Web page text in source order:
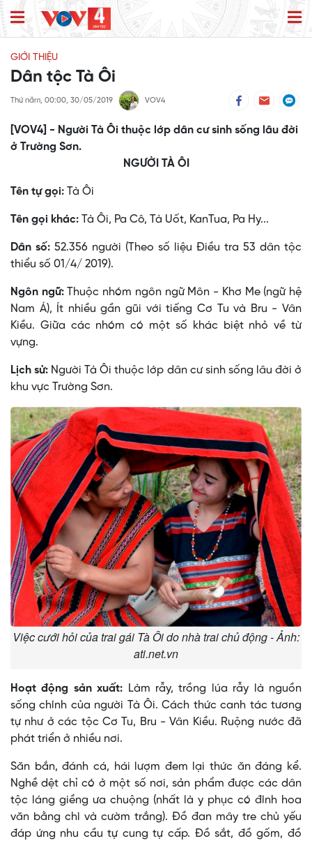
GIỚI THIỆU
Dân tộc Tà Ôi
Thứ năm, 00:00, 30/05/2019 VOV4
[VOV4] - Người Tà Ôi thuộc lớp dân cư sinh sống lâu đời
ở Trường Sơn.
NGƯỜI TÀ ÔI
Tên tự gọi: Tà Ôi
Tên gọi khác: Tà Ôi, Pa Cô, Tà Uốt, KanTua, Pa Hy...
Dân số: 52.356 người (Theo số liệu Điều tra 53 dân tộc
thiểu số 01/4/ 2019).
Ngôn ngữ:Thuộc nhóm ngôn ngữ Môn - Khơ Me (ngữ hệ
Nam Á), Ít nhiều gần gũi với tiếng Cơ Tu và Bru - Vân
Kiều. Giữa các nhóm có một số khác biệt nhỏ về từ
vựng.
Lịch sử: Người Tà Ôi thuộc lớp dân cư sinh sống lâu đời ở
khu vực Trường Sơn.
Việc cưới hỏi của trai gái Tà Ôi do nhà trai chủ động - Ảnh:
ati.net.vn
Hoạt động sản xuất: Làm rẫy, trồng lúa rẫy là nguồn
sống chính của người Tà Ôi. Cách thức canh tác tương
tự như ở các tộc Cơ Tu, Bru - Vân Kiều. Ruộng nước đã
phát triển ở nhiều nơi.
Săn bắn, đánh cá, hái lượm đem lại thức ăn đáng kể.
Nghề dệt chỉ có ở một số nơi, sản phẩm được các dân
tộc láng giềng ưa chuộng (nhất là y phục có đính hoa
văn bằng chì và cườm trắng). Ðồ đan mây tre chủ yếu
đáp ứng nhu cầu tự cung tự cấp. Ðồ sắt, đồ gốm, đồ